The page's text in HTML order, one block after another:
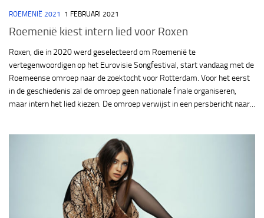
ROEMENIË 2021 1 FEBRUARI 2021
Roemenië kiest intern lied voor Roxen
Roxen, die in 2020 werd geselecteerd om Roemenië te
vertegenwoordigen op het Eurovisie Songfestival, start vandaag met de
Roemeense omroep naar de zoektocht voor Rotterdam. Voor het eerst
in de geschiedenis zal de omroep geen nationale finale organiseren,
maar intern het lied kiezen. De omroep verwijst in een persbericht naar...